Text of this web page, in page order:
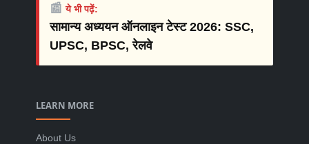
📰ये भी पढ़ें:
सामान्य अध्ययन ऑनलाइन टेस्ट 2026: SSC,
UPSC, BPSC, रेलवे
LEARN MORE
About Us